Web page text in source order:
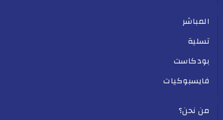
المباشر
تسلية
بودكاست
فايسبوكيات
من نحن؟